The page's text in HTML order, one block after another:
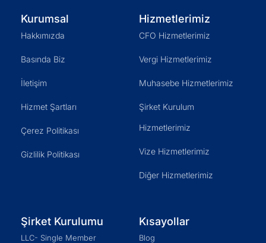
Kurumsal
Hakkımızda
Basında Biz
İletişim
Hizmet Şartları
Çerez Politikası
Gizlilik Politikası
Hizmetlerimiz
CFO Hizmetlerimiz
Vergi Hizmetlerimiz
Muhasebe Hizmetlerimiz
Şirket Kurulum
Hizmetlerimiz
Vize Hizmetlerimiz
Diğer Hizmetlerimiz
Şirket Kurulumu
LLC- Single Member
Kısayollar
Blog